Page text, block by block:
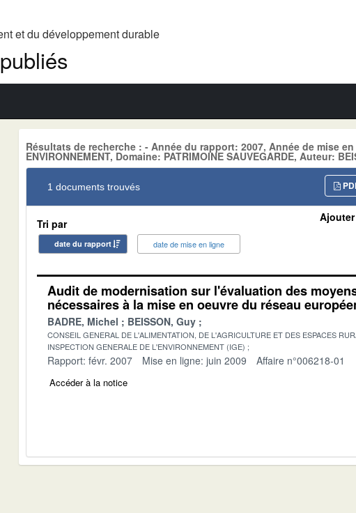
et du développement durable
Résultats de recherche : - Année du rapport: 2007, Année de mise
ENVIRONNEMENT, Domaine: PATRIMOINE SAUVEGARDE, Auteur:
1 documents trouvés
Tri par
date du rapport date de mise en ligne
Audit de modernisation sur l'évaluation des
nécessaires à la mise en oeuvre du réseau
BADRE, Michel BEISSON, Guy
CONSEIL GENERAL DE L'ALIMENTATION, DE L'AGRICULTURE ET DES ESPACES
INSPECTION GENERALE DE L'ENVIRONNEMENT (IGE)
Rapport: févr. 2007 Mise en ligne: juin 2009 Affaire n°006218-01
Accéder à la notice